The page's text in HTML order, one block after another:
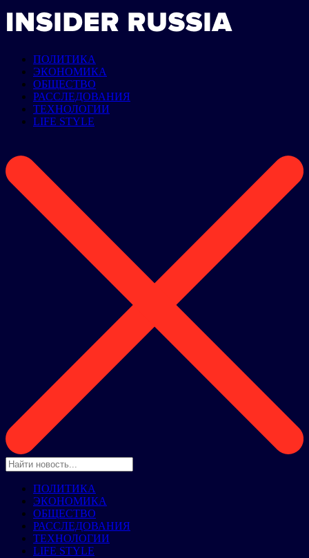
ПОЛИТИКА
ЭКОНОМИКА
ОБЩЕСТВО
РАССЛЕДОВАНИЯ
ТЕХНОЛОГИИ
LIFE STYLE
ПОЛИТИКА
ЭКОНОМИКА
ОБЩЕСТВО
РАССЛЕДОВАНИЯ
ТЕХНОЛОГИИ
LIFE STYLE